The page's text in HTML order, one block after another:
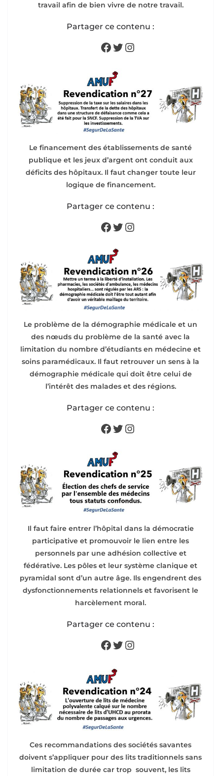
travail afin de bien vivre de notre travail.
Partager ce contenu :
Facebook
Twitter
Instagram
Le financement des établissements de santé
publique et les jeux d’argent ont conduit aux
déficits des hôpitaux. Il faut changer toute leur
logique de financement.
Partager ce contenu :
Facebook
Twitter
Instagram
Le problème de la démographie médicale et un
des nœuds du problème de la santé avec la
limitation du nombre d’étudiants en médecine et
soins paramédicaux. Il faut retrouver un sens à la
démographie médicale qui doit être celui de
l’intérêt des malades et des régions.
Partager ce contenu :
Facebook
Twitter
Instagram
Il faut faire entrer l’hôpital dans la démocratie
participative et promouvoir le lien entre les
personnels par une adhésion collective et
fédérative. Les pôles et leur système clanique et
pyramidal sont d’un autre âge. Ils engendrent des
dysfonctionnements relationnels et favorisent le
harcèlement moral.
Partager ce contenu :
Facebook
Twitter
Instagram
Ces recommandations des sociétés savantes
doivent s’appliquer pour des lits traditionnels sans
limitation de durée car trop souvent, les lits